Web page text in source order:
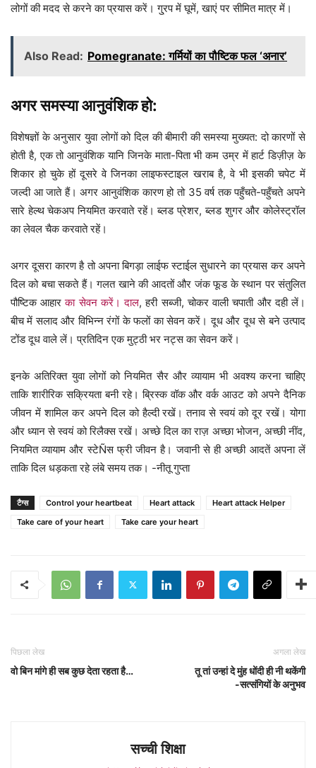
लोगों की मदद से करने का प्रयास करें। गु्रप में घूमें, खाएं पर सीमित मात्र में।
Also Read: Pomegranate: गर्मियों का पौष्टिक फल ‘अनार’
अगर समस्या आनुवंशिक हो:
विशेषज्ञों के अनुसार युवा लोगों को दिल की बीमारी की समस्या मुख्यत: दो कारणों से
होती है, एक तो आनुवंशिक यानि जिनके माता-पिता भी कम उम्र में हार्ट डिज़ीज़ के
शिकार हो चुके हों दूसरे वे जिनका लाइफस्टाइल खराब है, वे भी इसकी चपेट में
जल्दी आ जाते हैं। अगर आनुवंशिक कारण हो तो 35 वर्ष तक पहुँचते-पहुँचते अपने
सारे हेल्थ चेकअप नियमित करवाते रहें। ब्लड प्रेशर, ब्लड शुगर और कोलेस्ट्रॉल
का लेवल चैक करवाते रहें।
अगर दूसरा कारण है तो अपना बिगड़ा लाईफ स्टाईल सुधारने का प्रयास कर अपने
दिल को बचा सकते हैं। गलत खाने की आदतों और जंक फूड के स्थान पर संतुलित
पौष्टिक आहारका सेवन करें। दाल, हरी सब्जी, चोकर वाली चपाती और दही लें।
बीच में सलाद और विभिन्न रंगों के फलों का सेवन करें। दूध और दूध से बने उत्पाद
टोंड दूध वाले लें। प्रतिदिन एक मुट्ठी भर नट्स का सेवन करें।
इनके अतिरिक्त युवा लोगों को नियमित सैर और व्यायाम भी अवश्य करना चाहिए
ताकि शारीरिक सक्रियता बनी रहे। ब्रिस्क वॉक और वर्क आउट को अपने दैनिक
जीवन में शामिल कर अपने दिल को हैल्दी रखें। तनाव से स्वयं को दूर रखें। योगा
और ध्यान से स्वयं को रिलैक्स रखें। अच्छे दिल का राज़ अच्छा भोजन, अच्छी नींद,
नियमित व्यायाम और स्टेÑस फ्री जीवन है। जवानी से ही अच्छी आदतें अपना लें
ताकि दिल धड़कता रहे लंबे समय तक। -नीतू गुप्ता
टैग्स Control your heartbeat Heart attack
Heart attack Helper
Take care of your heart
Take care your heart
पिछला लेख
वो बिन मांगे ही सब कुछ देता रहता है…
अगला लेख
तू तां उन्हां दे मुंह धोंदी ही नी थकेंगी
-सत्संगियों के अनुभव
सच्ची शिक्षा